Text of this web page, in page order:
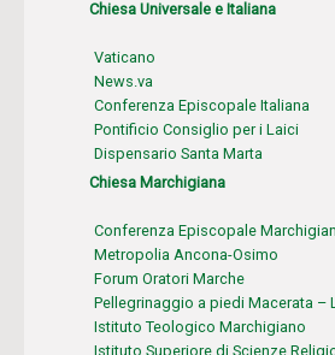
Chiesa Universale e Italiana
Vaticano
News.va
Conferenza Episcopale Italiana
Pontificio Consiglio per i Laici
Dispensario Santa Marta
Chiesa Marchigiana
Conferenza Episcopale
Metropolia Ancona-Osimo
Forum Oratori Marche
Pellegrinaggio a piedi Macerata –
Istituto Teologico Marchigiano
Istituto Superiore di Scienze